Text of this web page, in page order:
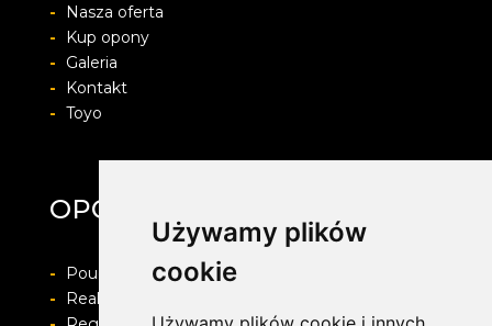
Używamy plików
cookie
-
Nasza oferta
-
Kup opony
-
Galeria
-
Kontakt
- Toyo
OPONY ŚMIGIELSKI
-
Pouczenie o prawie do odstapienia od umowy
-
Realizacja zamówienia i formy płatności